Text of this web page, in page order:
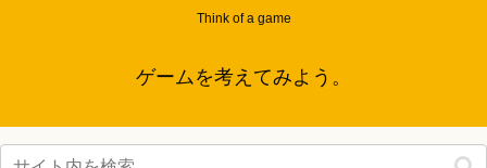
Think of a game
ゲームを考えてみよう。